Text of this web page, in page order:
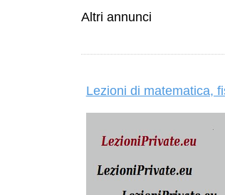
Altri annunci
Lezioni di matematica,